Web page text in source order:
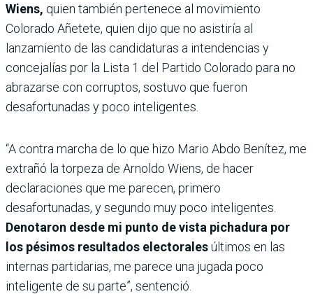
Wiens, quien también pertenece al movimiento
Colorado Añetete, quien dijo que no asistiría al
lanzamiento de las candidaturas a intendencias y
concejalías por la Lista 1 del Partido Colorado para no
abrazarse con corruptos, sostuvo que fueron
desafortunadas y poco inteligentes.
“A contra marcha de lo que hizo Mario Abdo Benítez, me
extrañó la torpeza de Arnoldo Wiens, de hacer
declaraciones que me parecen, primero
desafortunadas, y segundo muy poco inteligentes.
Denotaron desde mi punto de vista pichadura por
los pésimos resultados electoralesúltimos en las
internas partidarias, me parece una jugada poco
inteligente de su parte”, sentenció.